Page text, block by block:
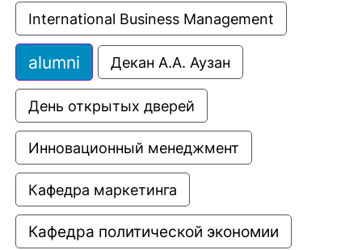
International Business Management
alumni Декан А.А. Аузан
День открытых дверей
Инновационный менеджмент
Кафедра маркетинга
Кафедра политической экономии